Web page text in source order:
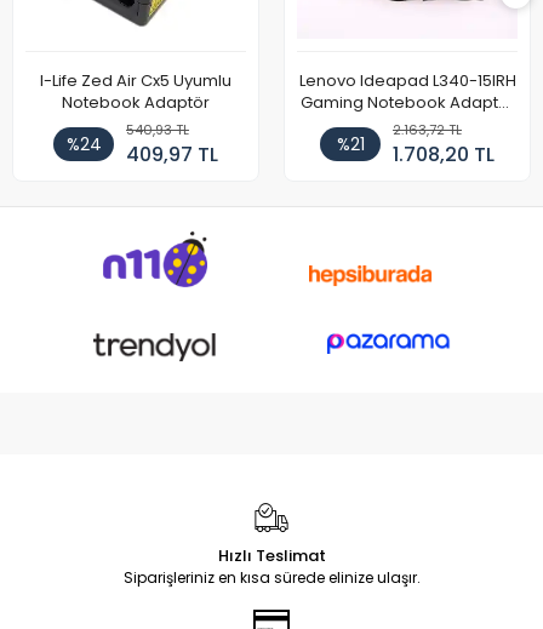
I-Life Zed Air Cx5 Uyumlu
Notebook Adaptör
%24
540,93 TL
409,97 TL
Lenovo Ideapad L340-15IRH
Gaming Notebook Adaptör
Cihazı Şarj Aleti (150W)
%21
2.163,72 TL
1.708,20 TL
Hızlı Teslimat
Siparişleriniz en kısa sürede elinize ulaşır.